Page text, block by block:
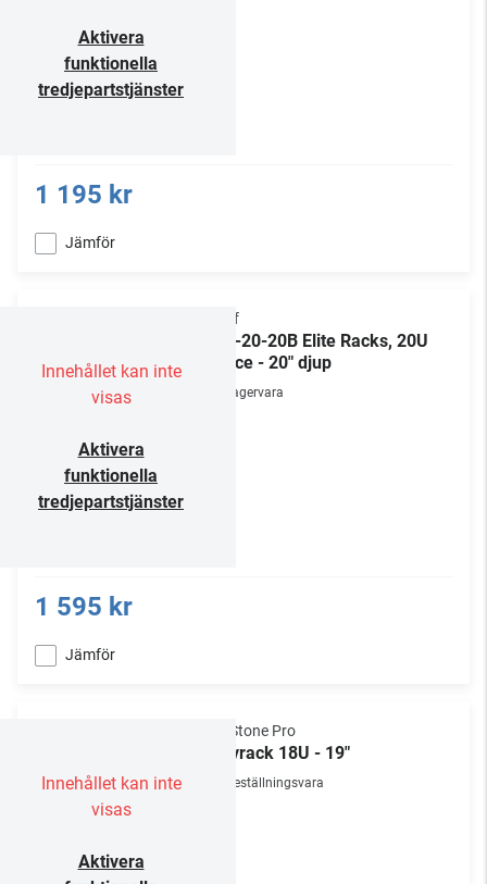
Aktivera
funktionella
tredjepartstjänster
1 195 kr
Jämför
Innehållet kan inte
visas
Aktivera
funktionella
tredjepartstjänster
Chief
ERK-20-20B Elite Racks, 20U
Space - 20" djup
Lagervara
1 595 kr
Jämför
Innehållet kan inte
visas
Aktivera
NorStone Pro
Golvrack 18U - 19"
Beställningsvara